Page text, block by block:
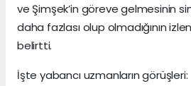
ve Şimşek’in göreve gelmesinin
daha fazlası olup olmadığının
belirtti.
İşte yabancı uzmanların görüşleri: